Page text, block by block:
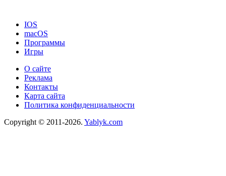
IOS
macOS
Программы
Игры
О сайте
Реклама
Контакты
Карта сайта
Политика конфиденциальности
Copyright © 2011-2026. Yablyk.сom